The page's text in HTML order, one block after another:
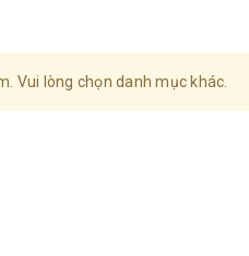
Vui lòng chọn danh mục khác.